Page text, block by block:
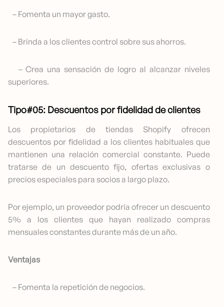
– Fomenta un mayor gasto.
– Brinda a los clientes control sobre sus ahorros.
– Crea una sensación de logro al alcanzar niveles
superiores.
Tipo#05: Descuentos por fidelidad de clientes
Los propietarios de tiendas Shopify ofrecen
descuentos por fidelidad a los clientes habituales que
mantienen una relación comercial constante. Puede
tratarse de un descuento fijo, ofertas exclusivas o
precios especiales para socios a largo plazo.
Por ejemplo, un proveedor podría ofrecer un descuento
5% a los clientes que hayan realizado compras
mensuales constantes durante más de un año.
Ventajas
– Fomenta la repetición de negocios.